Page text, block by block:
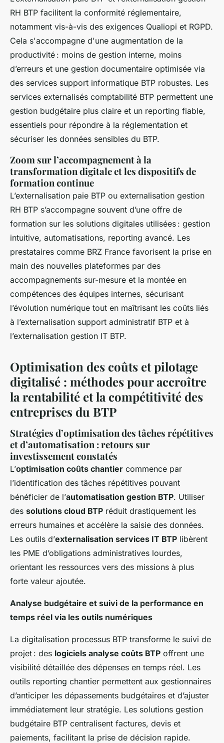
RH BTP facilitent la conformité réglementaire,
notamment vis-à-vis des exigences Qualiopi et RGPD.
Cela s'accompagne d'une augmentation de la
productivité : moins de gestion interne, moins
d’erreurs et une gestion documentaire optimisée via
des services support informatique BTP robustes. Les
services externalisés comptabilité BTP permettent une
gestion budgétaire plus claire et un reporting fiable,
essentiels pour répondre à la réglementation et
sécuriser les données sensibles du BTP.
Zoom sur l’accompagnement à la
transformation digitale et les dispositifs de
formation continue
L’externalisation paie BTP ou externalisation gestion
RH BTP s’accompagne souvent d’une offre de
formation sur les solutions digitales utilisées : gestion
intuitive, automatisations, reporting avancé. Les
prestataires comme BRZ France favorisent la prise en
main des nouvelles plateformes par des
accompagnements sur-mesure et la montée en
compétences des équipes internes, sécurisant
l’évolution numérique tout en maîtrisant les coûts liés
à l’externalisation support administratif BTP et à
l’externalisation gestion IT BTP.
Optimisation des coûts et pilotage
digitalisé : méthodes pour accroître
la rentabilité et la compétitivité des
entreprises du BTP
Stratégies d’optimisation des tâches répétitives
et d’automatisation : retours sur
investissement constatés
L’optimisation coûts chantier commence par
l’identification des tâches répétitives pouvant
bénéficier de l’automatisation gestion BTP. Utiliser
des solutions cloud BTP réduit drastiquement les
erreurs humaines et accélère la saisie des données.
Les outils d’externalisation services IT BTP libèrent
les PME d’obligations administratives lourdes,
orientant les ressources vers des missions à plus
forte valeur ajoutée.
Analyse budgétaire et suivi de la performance en
temps réel via les outils numériques
La digitalisation processus BTP transforme le suivi de
projet : des logiciels analyse coûts BTP offrent une
visibilité détaillée des dépenses en temps réel. Les
outils reporting chantier permettent aux gestionnaires
d’anticiper les dépassements budgétaires et d’ajuster
immédiatement leur stratégie. Les solutions gestion
budgétaire BTP centralisent factures, devis et
paiements, facilitant la prise de décision rapide.